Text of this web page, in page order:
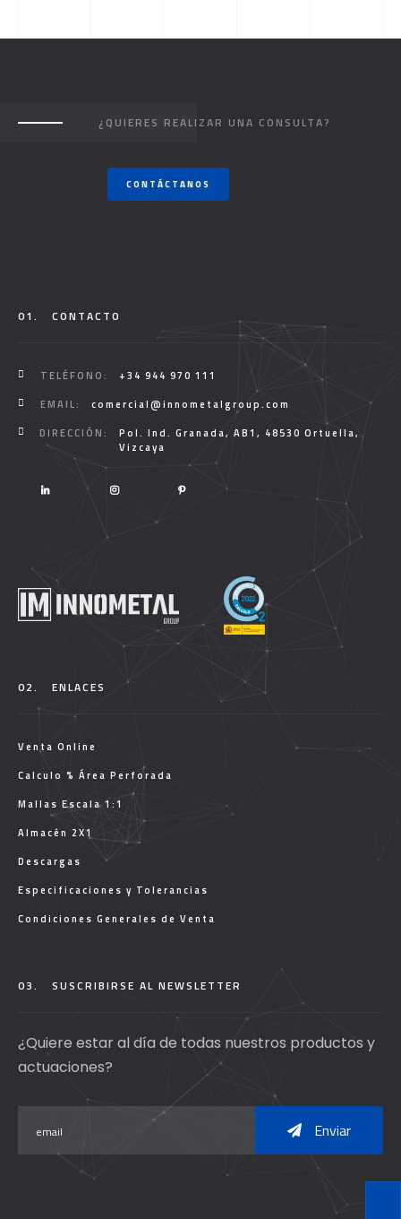
¿QUIERES REALIZAR UNA CONSULTA?
CONTÁCTANOS
01. CONTACTO
TELÉFONO:
+34 944 970 111
EMAIL:
comercial@innometalgroup.com
DIRECCIÓN:
Pol. Ind. Granada, AB1, 48530 Ortuella,
Vizcaya
02. ENLACES
Venta Online
Calculo % Área Perforada
Mallas Escala 1:1
Almacén 2X1
Descargas
Especificaciones y Tolerancias
Condiciones Generales de Venta
03. SUSCRIBIRSE AL NEWSLETTER
¿Quiere estar al día de todas nuestros productos y
actuaciones?
Enviar
T